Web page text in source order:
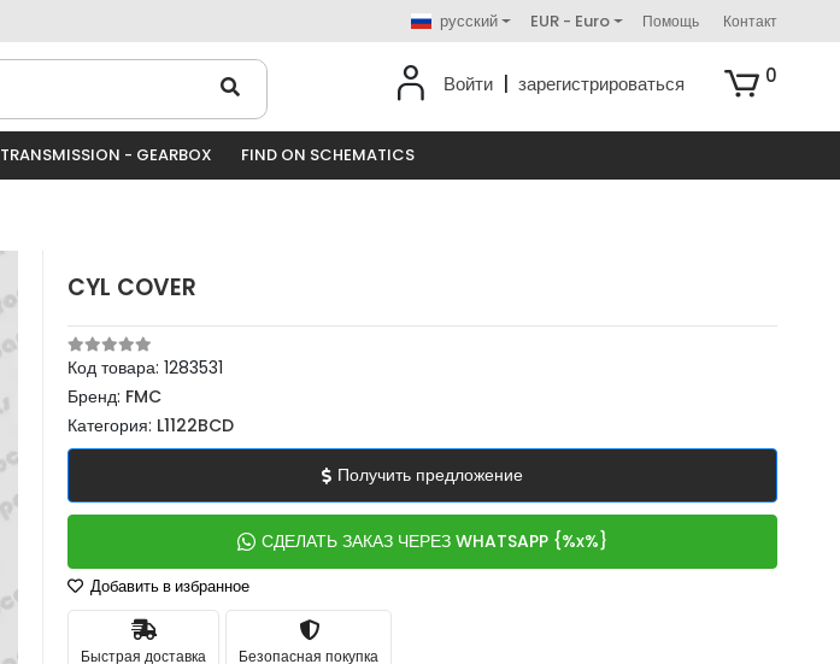
русский EUR - Euro Помощь Контакт
Войти зарегистрироваться 0
TRANSMISSION - GEARBOX FIND ON SCHEMATICS
CYL COVER
Код товара: 1283531
Бренд: FMC
Категория: L1122BCD
Получить предложение
СДЕЛАТЬ ЗАКАЗ ЧЕРЕЗ WHATSAPP {%x%}
Добавить в избранное
Быстрая доставка Безопасная покупка